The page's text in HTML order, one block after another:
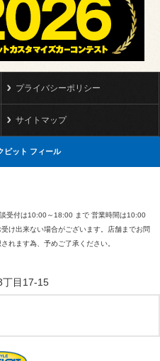
プライバシーポリシー
サイトマップ
ピット フィール
受付は10:00～18:00 まで 営業時間は10:00
け出来ない場合がございます。店舗までお問
れます為、予めご了承ください。
丁目17-15